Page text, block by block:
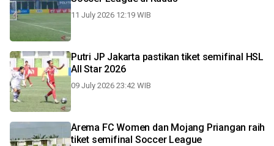
11 July 2026 12:19 WIB
Putri JP Jakarta pastikan tiket semifinal HSL
All Star 2026
09 July 2026 23:42 WIB
Arema FC Women dan Mojang Priangan raih
tiket semifinal Soccer League